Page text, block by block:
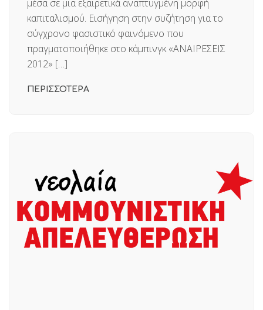
μέσα σε μια εξαιρετικά αναπτυγμένη μορφή
καπιταλισμού. Εισήγηση στην συζήτηση για το
σύγχρονο φασιστικό φαινόμενο που
πραγματοποιήθηκε στο κάμπινγκ «ΑΝΑΙΡΕΣΕΙΣ
2012» […]
ΠΕΡΙΣΣΟΤΕΡΑ